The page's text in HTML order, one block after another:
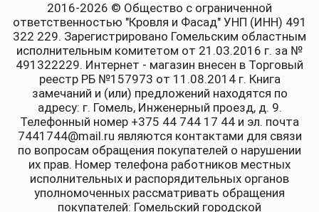
2016-2026 © Общество с ограниченной
ответственностью "Кровля и Фасад" УНП (ИНН) 491
322 229. Зарегистрировано Гомельским областным
исполнительным комитетом от 21.03.2016 г. за №
491322229. Интернет - магазин внесен в Торговый
реестр РБ №157973 от 11.08.2014 г. Книга
замечаний и (или) предложений находятся по
адресу: г. Гомель, Инженерный проезд, д. 9.
Телефонный номер +375 44 744 17 44 и эл. почта
7441744@mail.ru являются контактами для связи
по вопросам обращения покупателей о нарушении
их прав. Номер телефона работников местных
исполнительных и распорядительных органов
уполномоченных рассматривать обращения
покупателей: Гомельский городской